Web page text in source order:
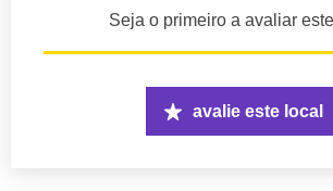
Seja o primeiro a avaliar
avalie este local